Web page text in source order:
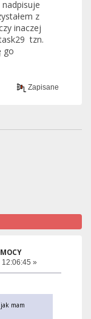
z
inaczej
tzn.
go
Zapisane
»
mam